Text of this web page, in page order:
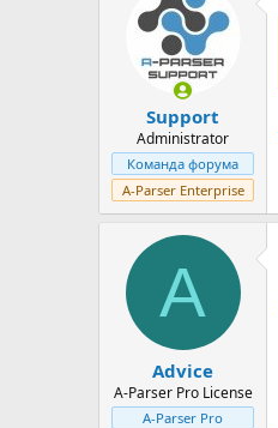
Support
Administrator
Команда форума
A-Parser Enterprise
A
Advice
A-Parser Pro License
A-Parser Pro